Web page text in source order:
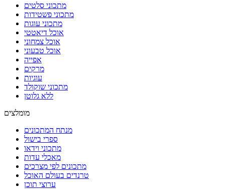
מתכוני סלטים
מתכוני פשטידות
מתכוני עוגות
אוכל דיאטטי
אוכל צמחוני
אוכל טבעוני
אפייה
מרקים
עוגיות
מתכוני שוקולד
ללא גלוטן
מומלצים
מנתח המתכונים
ספרי בישול
מתכוני וידאו
מאכלי עדות
מתכונים לפי מצרכים
טרנדים בעולם האוכל
ערוצי תוכן